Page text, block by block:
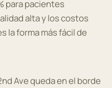
para pacientes
alta y los costos
la forma más fácil de
Ave queda en el borde